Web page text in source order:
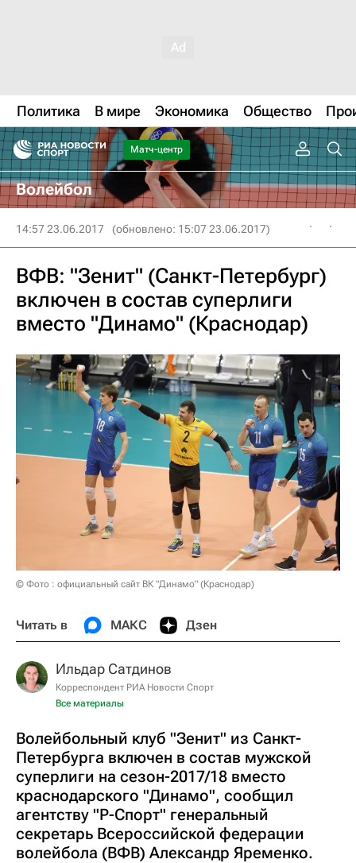
Политика В мире Экономика Общество
Матч-центр
Волейбол
14:57 23.06.2017 (обновлено: 15:07 23.06.2017)
ВФВ: "Зенит" (Санкт-Петербург)
включен в состав суперлиги
вместо "Динамо" (Краснодар)
© Фото : официальный сайт ВК "Динамо" (Краснодар)
Читать в МАКС Дзен
Ильдар Сатдинов
Корреспондент РИА Новости Спорт
Все материалы
Волейбольный клуб "Зенит" из Санкт-
Петербурга включен в состав мужской
суперлиги на сезон-2017/18 вместо
краснодарского "Динамо", сообщил
агентству "Р-Спорт" генеральный
секретарь Всероссийской федерации
волейбола (ВФВ) Александр Яременко.